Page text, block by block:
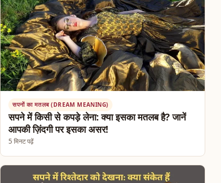
सपनों का मतलब (DREAM MEANING)
सपने में किसी से कपड़े लेना: क्या इसका मतलब है? जानें
आपकी ज़िंदगी पर इसका असर!
5 मिनट पढ़ें